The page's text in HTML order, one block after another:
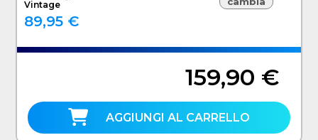
Vintage
89,95 €
159,90 €
AGGIUNGI AL CARRELLO